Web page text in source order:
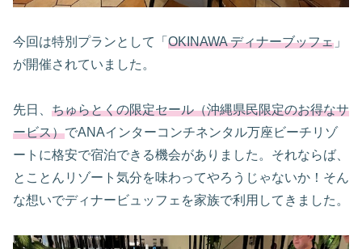
今回は特別プランとして「 OKINAWA ディナーブッフェ 」
が開催されていました。
先日、 ちゅらとくの限定セール（沖縄県民限定のお得なサ
ービス）でANAインターコンチネンタル万座ビーチリゾ
ートに格安で宿泊できる機会がありました。それならば、
とことんリゾート気分を味わってやろうじゃないか！そん
な想いでディナービュッフェを家族で利用してきました。